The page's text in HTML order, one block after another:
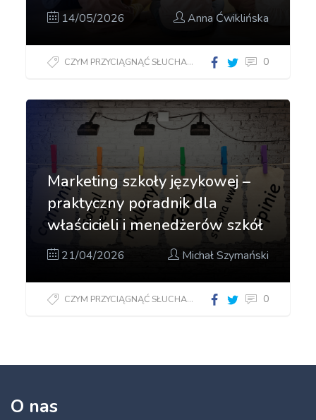
14/05/2026 Anna Ćwiklińska
CZYM PRZYCIĄGNĄĆ SŁUCHACZY? 0
Marketing szkoły językowej –
praktyczny poradnik dla
właścicieli i menedżerów szkół
21/04/2026 Michał Szymański
CZYM PRZYCIĄGNĄĆ SŁUCHACZY? 0
O nas